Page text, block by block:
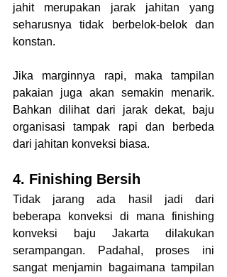
jahit merupakan jarak jahitan yang
seharusnya tidak berbelok-belok dan
konstan.
Jika marginnya rapi, maka tampilan
pakaian juga akan semakin menarik.
Bahkan dilihat dari jarak dekat, baju
organisasi tampak rapi dan berbeda
dari jahitan konveksi biasa.
4. Finishing Bersih
Tidak jarang ada hasil jadi dari
beberapa konveksi di mana finishing
konveksi baju Jakarta dilakukan
serampangan. Padahal, proses ini
sangat menjamin bagaimana tampilan